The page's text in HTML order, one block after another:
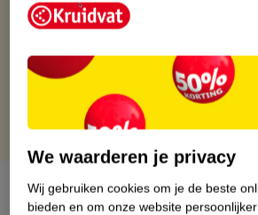
Binnen 1 werkdag verstuurd
Gratis thuisbezorgd
Gratis punten met je Kruidvat kaart
Over dit product
We waarderen je privacy
Wij gebruiken cookies om je de beste
bieden en om onze website